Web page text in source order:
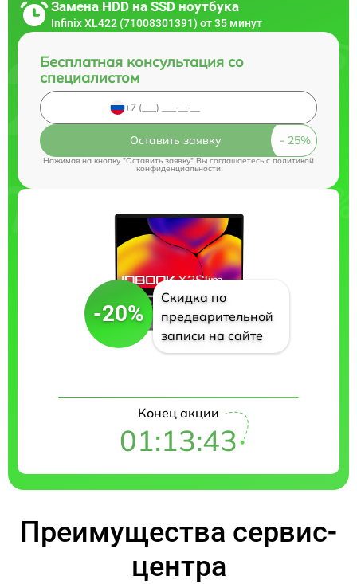
Замена HDD на SSD ноутбука
Infinix XL422 (71008301391) от 35 минут
Бесплатная консультация со
специалистом
Оставить заявку
Нажимая на кнопку "Оставить заявку" Вы соглашаетесь cполитикой
конфиденциальности
-20%
Скидка по
предварительной
записи на сайте
Конец акции
01:13:42
Преимущества сервис-
центра